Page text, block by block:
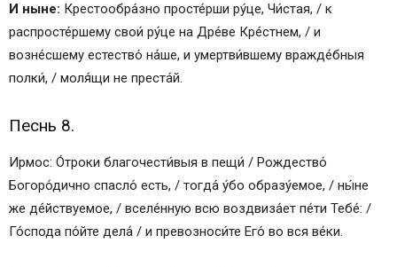
И ныне: Крестообра́зно просте́рши ру́це, Чи́стая, / к
распросте́ршему свои́ ру́це на Дре́ве Кре́стнем, / и
возне́сшему естество́ на́ше, и умертви́вшему вражде́бныя
полки́, / моля́щи не преста́й.
Песнь 8.
Ирмос: О́троки благочести́выя в пещи́ / Рождество́
Богоро́дично спасло́ есть, / тогда́ у́бо образу́емое, / ны́не
же де́йствуемое, / вселе́нную всю воздвиза́ет пе́ти Тебе́: /
Го́спода по́йте дела́ / и превозноси́те Его́ во вся ве́ки.